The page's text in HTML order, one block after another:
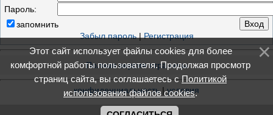
Пароль:
запомнить
Забыл пароль|Регистрация
Полная версия страницы
конфиденциальность|условия
Этот сайт использует файлы cookies для более
комфортной работы пользователя. Продолжая просмотр
страниц сайта, вы соглашаетесь сПолитикой
использования файлов cookies.